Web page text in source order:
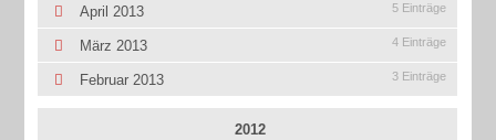
April 2013 5 Einträge
März 2013 4 Einträge
Februar 2013 3 Einträge
2012